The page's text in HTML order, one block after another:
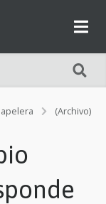
(Archivo)